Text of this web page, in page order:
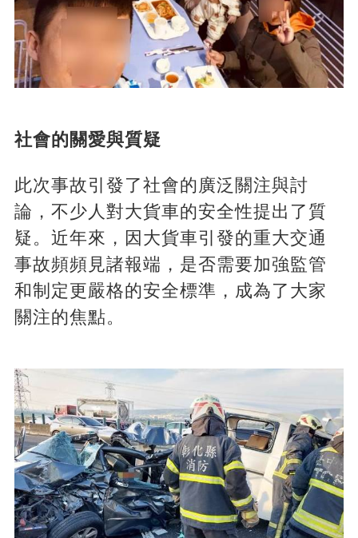
社會的關愛與質疑
此次事故引發了社會的廣泛關注與討
論，不少人對大貨車的安全性提出了質
疑。近年來，因大貨車引發的重大交通
事故頻頻見諸報端，是否需要加強監管
和制定更嚴格的安全標準，成為了大家
關注的焦點。